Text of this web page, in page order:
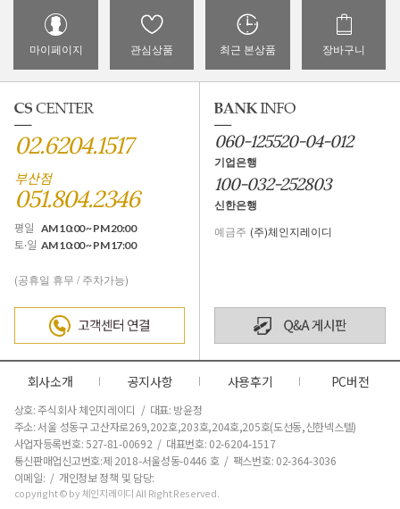
마이페이지 관심상품 최근 본상품 장바구니
02.6204.1517
부산점
051.804.2346
평일 AM 10:00 ~ PM 20:00
토·일 AM 10:00 ~ PM 17:00
(공휴일 휴무 / 주차가능)
060-125520-04-012
기업은행
100-032-252803
신한은행
예금주 (주)체인지레이디
회사소개 공지사항 사용후기 PC버전
상호: 주식회사 체인지레이디 / 대표: 방윤정
주소: 서울 성동구 고산자로269,202호,203호,204호,205호(도선동,신한넥스텔)
사업자등록번호: 527-81-00692 / 대표번호: 02-6204-1517
통신판매업신고번호:제 2018-서울성동-0446 호/ 팩스번호: 02-364-3036
이메일: / 개인정보 정책 및 담당:
copyright © by 체인지레이디 All Right Reserved.